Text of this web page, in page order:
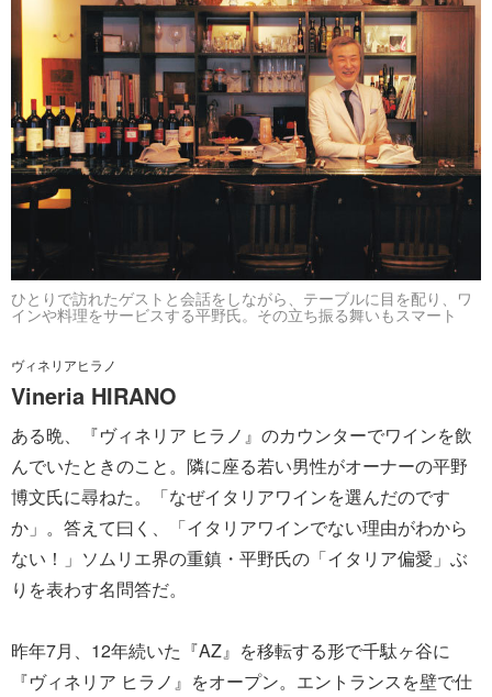
ひとりで訪れたゲストと会話をしながら、テーブルに目を配り、ワ
インや料理をサービスする平野氏。その立ち振る舞いもスマート
ヴィネリアヒラノ
Vineria HIRANO
ある晩、『ヴィネリア ヒラノ』のカウンターでワインを飲
んでいたときのこと。隣に座る若い男性がオーナーの平野
博文氏に尋ねた。「なぜイタリアワインを選んだのです
か」。答えて曰く、「イタリアワインでない理由がわから
ない！」ソムリエ界の重鎮・平野氏の「イタリア偏愛」ぶ
りを表わす名問答だ。
昨年7月、12年続いた『AZ』を移転する形で千駄ヶ谷に
『ヴィネリア ヒラノ』をオープン。エントランスを壁で仕